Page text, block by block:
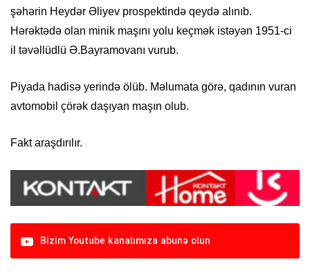
şəhərin Heydər Əliyev prospektində qeydə alınıb.
Hərəktədə olan minik maşını yolu keçmək istəyən 1951-ci
il təvəllüdlü Ə.Bayramovanı vurub.
Piyada hadisə yerində ölüb. Məlumata görə, qadının vuran
avtomobil çörək daşıyan maşın olub.
Fakt araşdırılır.
Bizim Youtube kanalımıza abunə olun